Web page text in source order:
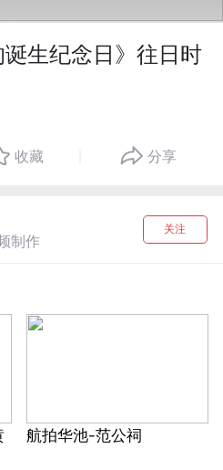
生纪念日》往日时
收藏 分享
制作
关注
航拍华池-范公祠